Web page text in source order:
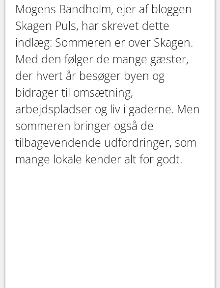
Mogens Bandholm, ejer af bloggen
Skagen Puls, har skrevet dette
indlæg: Sommeren er over Skagen.
Med den følger de mange gæster,
der hvert år besøger byen og
bidrager til omsætning,
arbejdspladser og liv i gaderne. Men
sommeren bringer også de
tilbagevendende udfordringer, som
mange lokale kender alt for godt.